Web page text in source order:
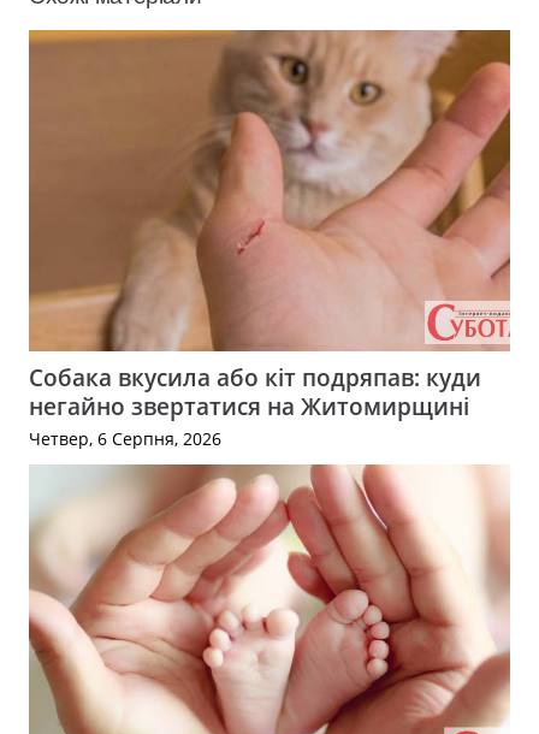
Собака вкусила або кіт подряпав: куди
негайно звертатися на Житомирщині
Четвер, 6 Серпня, 2026